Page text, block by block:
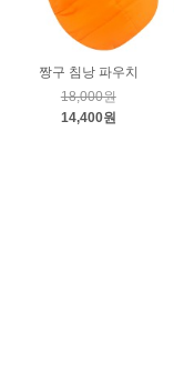
짱구 침낭 파우치
18,000원
14,400원